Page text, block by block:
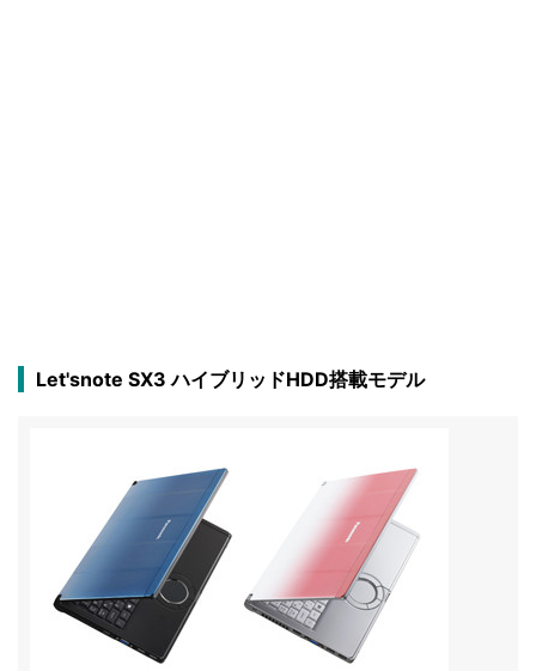
Let'snote SX3 ハイブリッドHDD搭載モデル